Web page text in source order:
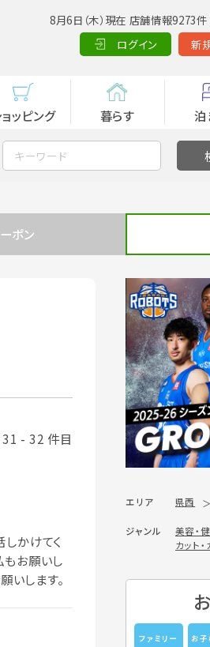
8月6日（木）現在 店舗情報9273
ログイン
新
ッピング 暮らす 泊
ポン
- 32 件目
かけてく
もお願いし
いします。
エリア 県西
ジャンル 美容・
カット
ファミリー お子